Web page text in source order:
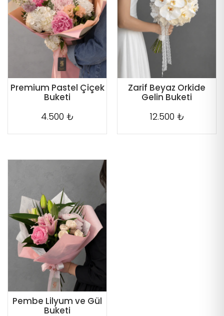
Premium Pastel Çiçek
Buketi
4.500 ₺
Zarif Beyaz Orkide
Gelin Buketi
12.500 ₺
Pembe Lilyum ve Gül
Buketi